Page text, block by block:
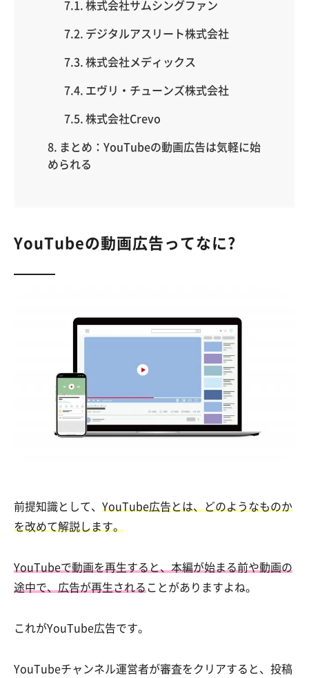
株式会社サムシングファン
デジタルアスリート株式会社
株式会社メディックス
エヴリ・チューンズ株式会社
株式会社Crevo
まとめ：YouTubeの動画広告は気軽に始
められる
YouTubeの動画広告ってなに?
前提知識として、 YouTube広告とは、どのようなものか
を改めて解説します。
YouTubeで動画を再生すると、本編が始まる前や動画の
途中で、広告が再生される ことがありますよね。
これがYouTube広告です。
YouTubeチャンネル運営者が審査をクリアすると、投稿